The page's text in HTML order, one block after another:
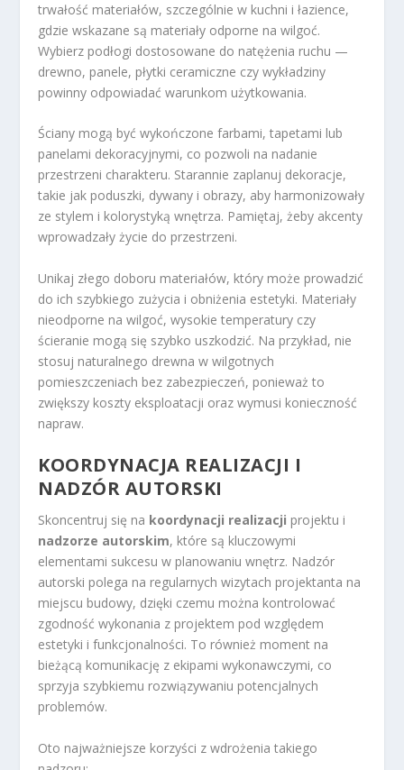
trwałość materiałów, szczególnie w kuchni i łazience,
gdzie wskazane są materiały odporne na wilgoć.
Wybierz podłogi dostosowane do natężenia ruchu —
drewno, panele, płytki ceramiczne czy wykładziny
powinny odpowiadać warunkom użytkowania.
Ściany mogą być wykończone farbami, tapetami lub
panelami dekoracyjnymi, co pozwoli na nadanie
przestrzeni charakteru. Starannie zaplanuj dekoracje,
takie jak poduszki, dywany i obrazy, aby harmonizowały
ze stylem i kolorystyką wnętrza. Pamiętaj, żeby akcenty
wprowadzały życie do przestrzeni.
Unikaj złego doboru materiałów, który może prowadzić
do ich szybkiego zużycia i obniżenia estetyki. Materiały
nieodporne na wilgoć, wysokie temperatury czy
ścieranie mogą się szybko uszkodzić. Na przykład, nie
stosuj naturalnego drewna w wilgotnych
pomieszczeniach bez zabezpieczeń, ponieważ to
zwiększy koszty eksploatacji oraz wymusi konieczność
napraw.
KOORDYNACJA REALIZACJI I
NADZÓR AUTORSKI
Skoncentruj się na koordynacji realizacji projektu i
nadzorze autorskim, które są kluczowymi
elementami sukcesu w planowaniu wnętrz. Nadzór
autorski polega na regularnych wizytach projektanta na
miejscu budowy, dzięki czemu można kontrolować
zgodność wykonania z projektem pod względem
estetyki i funkcjonalności. To również moment na
bieżącą komunikację z ekipami wykonawczymi, co
sprzyja szybkiemu rozwiązywaniu potencjalnych
problemów.
Oto najważniejsze korzyści z wdrożenia takiego